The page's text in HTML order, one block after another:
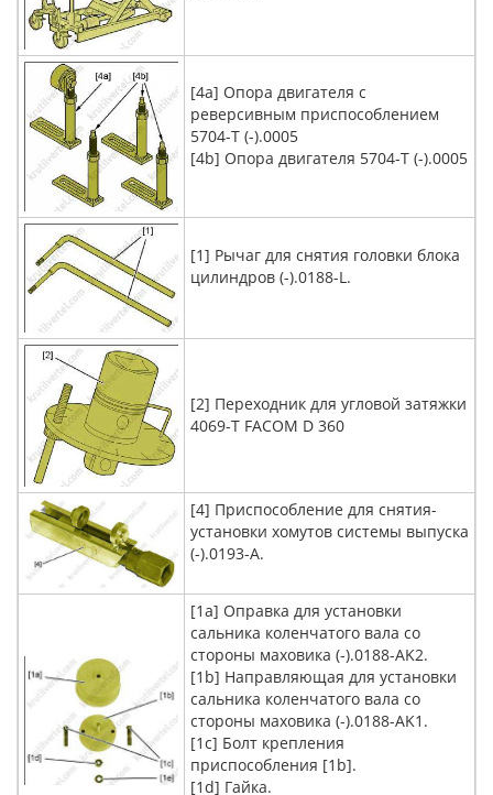
[4a] Опора двигателя с
реверсивным приспособлением
5704-T (-).0005
[4b] Опора двигателя 5704-T (-).0005
[1] Рычаг для снятия головки блока
цилиндров (-).0188-L.
[2] Переходник для угловой затяжки
4069-T FACOM D 360
[4] Приспособление для снятия-
установки хомутов системы выпуска
(-).0193-A.
[1a] Оправка для установки
сальника коленчатого вала со
стороны маховика (-).0188-AK2.
[1b] Направляющая для установки
сальника коленчатого вала со
стороны маховика (-).0188-AK1.
[1c] Болт крепления
приспособления [1b].
[1d] Гайка.